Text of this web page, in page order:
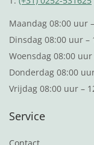
Maandag 08:00 uur
Dinsdag 08:00 uur –
Woensdag 08:00
Donderdag 08:00
Vrijdag 08:00 uur –
Service